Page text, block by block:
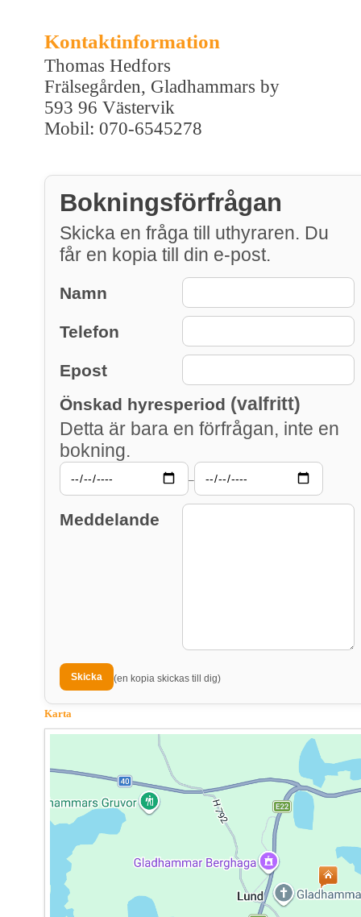
Kontaktinformation
Thomas Hedfors
Frälsegården, Gladhammars by
593 96 Västervik
Mobil: 070-6545278
Bokningsförfrågan
Skicka en fråga till uthyraren. Du
får en kopia till din e-post.
Namn
Telefon
Epost
Önskad hyresperiod (valfritt)
Detta är bara en förfrågan, inte en
bokning.
–
Meddelande
(en kopia skickas till dig)
Karta